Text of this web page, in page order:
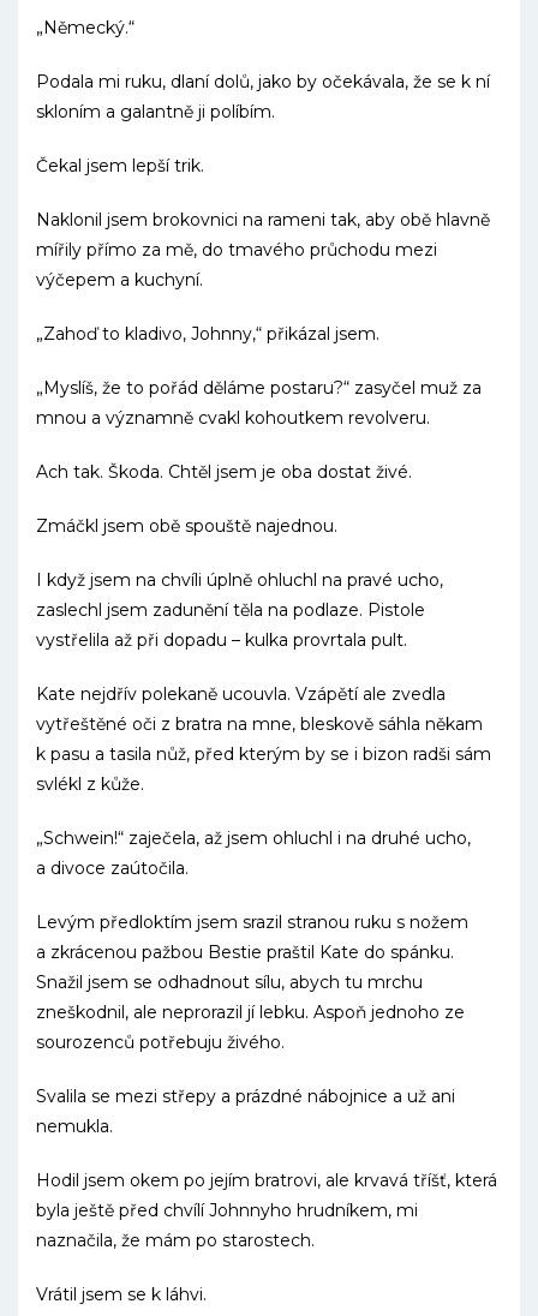
„Německý.“
Podala mi ruku, dlaní dolů, jako by očekávala, že se k ní
skloním a galantně ji políbím.
Čekal jsem lepší trik.
Naklonil jsem brokovnici na rameni tak, aby obě hlavně
mířily přímo za mě, do tmavého průchodu mezi
výčepem a kuchyní.
„Zahoď to kladivo, Johnny,“ přikázal jsem.
„Myslíš, že to pořád děláme postaru?“ zasyčel muž za
mnou a významně cvakl kohoutkem revolveru.
Ach tak. Škoda. Chtěl jsem je oba dostat živé.
Zmáčkl jsem obě spouště najednou.
I když jsem na chvíli úplně ohluchl na pravé ucho,
zaslechl jsem zadunění těla na podlaze. Pistole
vystřelila až při dopadu – kulka provrtala pult.
Kate nejdřív polekaně ucouvla. Vzápětí ale zvedla
vytřeštěné oči z bratra na mne, bleskově sáhla někam
k pasu a tasila nůž, před kterým by se i bizon radši sám
svlékl z kůže.
„Schwein!“ zaječela, až jsem ohluchl i na druhé ucho,
a divoce zaútočila.
Levým předloktím jsem srazil stranou ruku s nožem
a zkrácenou pažbou Bestie praštil Kate do spánku.
Snažil jsem se odhadnout sílu, abych tu mrchu
zneškodnil, ale neprorazil jí lebku. Aspoň jednoho ze
sourozenců potřebuju živého.
Svalila se mezi střepy a prázdné nábojnice a už ani
nemukla.
Hodil jsem okem po jejím bratrovi, ale krvavá tříšť, která
byla ještě před chvílí Johnnyho hrudníkem, mi
naznačila, že mám po starostech.
Vrátil jsem se k láhvi.